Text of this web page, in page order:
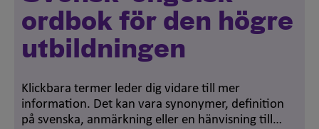
ordbok för den högre
utbildningen
Klickbara termer leder dig vidare till mer
information. Det kan vara synonymer, definition
på svenska, anmärkning eller en hänvisning till